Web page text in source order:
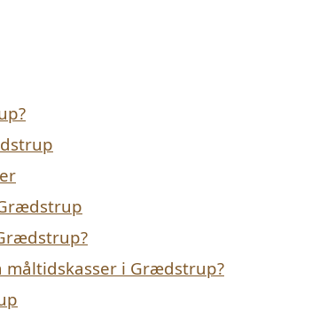
i Grædstrup?